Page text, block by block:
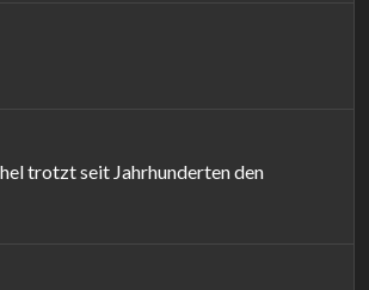
trotzt seit Jahrhunderten den